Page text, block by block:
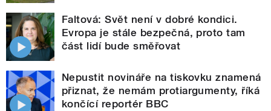
Faltová: Svět není v dobré kondici.
Evropa je stále bezpečná, proto tam
část lidí bude směřovat
Nepustit novináře na tiskovku znamená
přiznat, že nemám protiargumenty, říká
končící reportér BBC